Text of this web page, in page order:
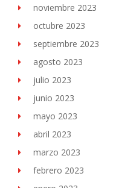
noviembre 2023
octubre 2023
septiembre 2023
agosto 2023
julio 2023
junio 2023
mayo 2023
abril 2023
marzo 2023
febrero 2023